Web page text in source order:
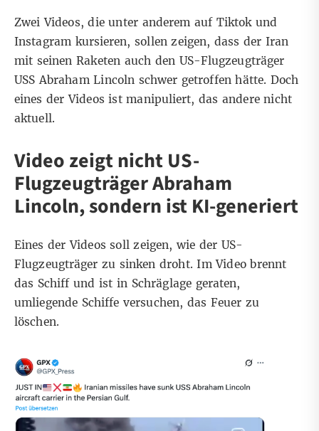
Zwei Videos, die unter anderem auf Tiktokund
Instagramkursieren, sollen zeigen, dass der Iran
mit seinen Raketen auch den US-Flugzeugträger
USS Abraham Lincoln schwer getroffen hätte. Doch
eines der Videos ist manipuliert, das andere nicht
aktuell.
Video zeigt nicht US-
Flugzeugträger Abraham
Lincoln, sondern ist KI-generiert
Eines der Videos soll zeigen, wie der US-
Flugzeugträger zu sinken droht. Im Video brennt
das Schiff und ist in Schräglage geraten,
umliegende Schiffe versuchen, das Feuer zu
löschen.